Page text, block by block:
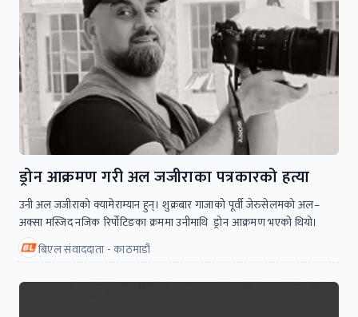
ड्रोन आक्रमण गरी अल जजीराका पत्रकारको हत्या
उनी अल जजीराको क्यामेराम्यान हुन्। शुक्रबार गाजाको पूर्वी जेरुसेलमको अल–
अक्सा मस्जिद नजिक रिर्पोटिङका क्रममा उनीमाथि ड्रोन आक्रमण भएको थियो।
बिएल संवाददाता - काठमाडौं